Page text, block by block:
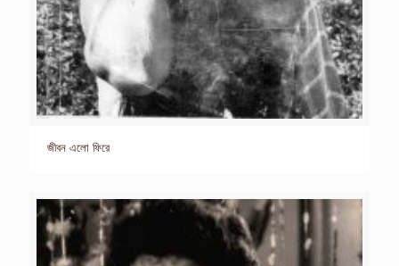
জীবন এলো ফিরে